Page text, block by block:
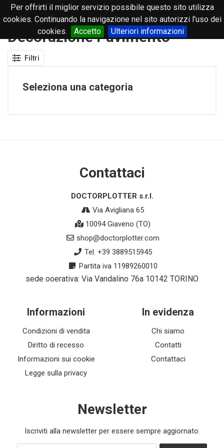
Per offrirti il miglior servizio possibile questo sito utilizza
cookies. Continuando la navigazione nel sito autorizzi l'uso dei
cookies.
Accetto Ulteriori informazioni
0
Decorazione Pavimento
Filtri
Seleziona una categoria
Contattaci
DOCTORPLOTTER s.r.l.
Via Avigliana 65
10094 Giaveno (TO)
shop@doctorplotter.com
Tel. +39 3889515945
Partita iva 11989260010
sede ooerativa: Via Vandalino 76a 10142 TORINO
Informazioni
Condizioni di vendita
Diritto di recesso
Informazioni sui cookie
Legge sulla privacy
In evidenza
Chi siamo
Contatti
Contattaci
Newsletter
Iscriviti alla newsletter per essere sempre aggiornato.